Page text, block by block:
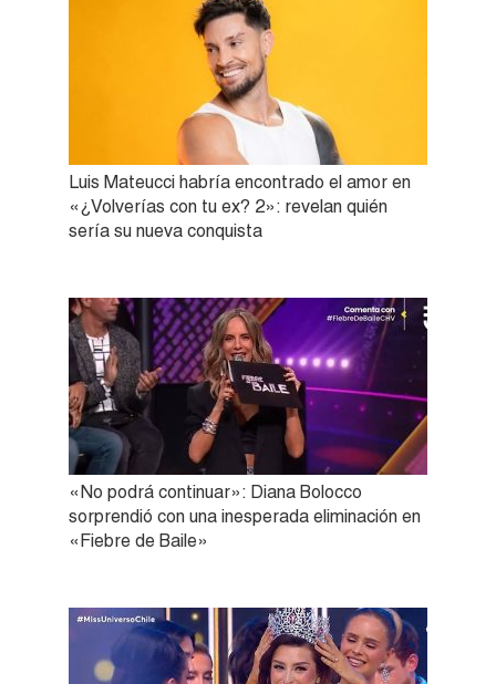
Luis Mateucci habría encontrado el amor en
«¿Volverías con tu ex? 2»: revelan quién
sería su nueva conquista
«No podrá continuar»: Diana Bolocco
sorprendió con una inesperada eliminación en
«Fiebre de Baile»